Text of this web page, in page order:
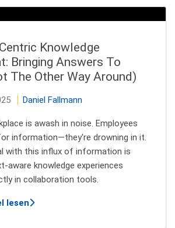
Knowledge
Bringing Answers To
The Other Way Around)
Daniel Fallmann
is awash in noise. Employees
information—they're drowning in it.
with this influx of information is
aware knowledge experiences
in collaboration tools.
lesenüber Employee-Centric